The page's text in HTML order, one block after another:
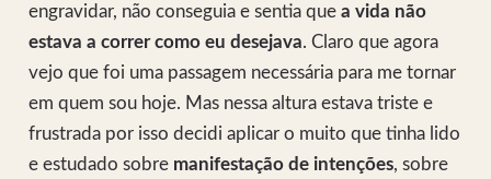
engravidar, não conseguia e sentia quea vida não
estava a correr como eu desejava. Claro que agora
vejo que foi uma passagem necessária para me tornar
em quem sou hoje. Mas nessa altura estava triste e
frustrada por isso decidi aplicar o muito que tinha lido
e estudado sobre manifestação de intenções, sobre